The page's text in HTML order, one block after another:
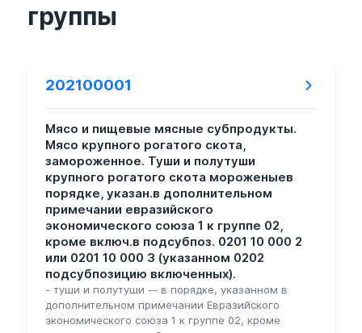
группы
202100001
Мясо и пищевые мясные субпродукты.
Мясо крупного рогатого скота,
замороженное. Туши и полутуши
крупного рогатого скота мороженыев
порядке, указан.в дополнительном
примечании евразийского
экономического союза 1 к группе 02,
кроме включ.в подсубпоз. 0201 10 000 2
или 0201 10 000 3 (указанном 0202
подсубпозицию включенных).
- туши и полутуши -- в порядке, указанном в
дополнительном примечании Евразийского
экономического союза 1 к группе 02, кроме